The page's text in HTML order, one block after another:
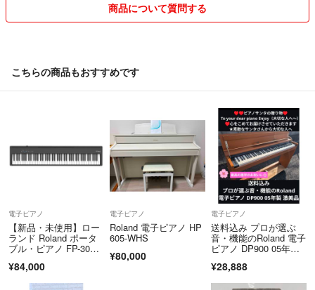
商品について質問する
こちらの商品もおすすめです
電子ピアノ
【新品・未使用】ロー
ランド Roland ポータ
ブル・ピアノ FP-30X-
¥84,000
電子ピアノ
Roland 電子ピアノ HP
605-WHS
¥80,000
電子ピアノ
送料込み プロが選ぶ
音・機能のRoland 電子
ピアノ DP900 05年
¥28,888